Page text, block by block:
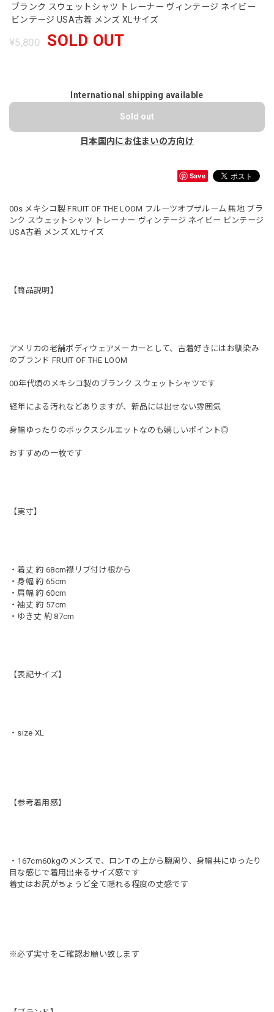
ブランク スウェットシャツ トレーナー ヴィンテージ ネイビー
ビンテージ USA古着 メンズ XLサイズ
¥5,800 SOLD OUT
International shipping available
Sold out
日本国内にお住まいの方向け
Save
00s メキシコ製 FRUIT OF THE LOOM フルーツオブザルーム 無地 ブラ
ンク スウェットシャツ トレーナー ヴィンテージ ネイビー ビンテージ
USA古着 メンズ XLサイズ
【商品説明】
アメリカの老舗ボディウェアメーカーとして、古着好きにはお馴染み
のブランド FRUIT OF THE LOOM
00年代頃のメキシコ製のブランク スウェットシャツです
経年による汚れなどありますが、新品には出せない雰囲気
身幅ゆったりのボックスシルエットなのも嬉しいポイント◎
おすすめの一枚です
【実寸】
・着丈 約 68cm襟リブ付け根から
・身幅 約 65cm
・肩幅 約 60cm
・袖丈 約 57cm
・ゆき丈 約 87cm
【表記サイズ】
・size XL
【参考着用感】
・167cm60kgのメンズで、ロンT の上から腕周り、身幅共にゆったり
目な感じで着用出来るサイズ感です
着丈はお尻がちょうど全て隠れる程度の丈感です
※必ず実寸をご確認お願い致します